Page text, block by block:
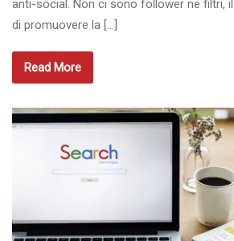
anti-social. Non ci sono follower ne filtri,
di promuovere la […]
Read More